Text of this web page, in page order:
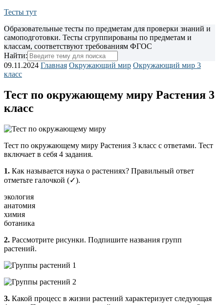
Тесты тут
Образовательные тесты по предметам для проверки знаний и
самоподготовки. Тесты сгруппированы по предметам и
классам, соответствуют требованиям ФГОС
Найти:
09.11.2024 Главная Окружающий мир Окружающий мир 3
класс
Тест по окружающему миру Растения 3
класс
Тест по окружающему миру Растения 3 класс с ответами. Тест
включает в себя 4 задания.
1. Как называется наука о растениях? Правильный ответ
отметьте галочкой (✓).
экология
анатомия
химия
ботаника
2. Рассмотрите рисунки. Подпишите на­звания групп
растений.
3. Какой процесс в жизни растений характеризует следующая